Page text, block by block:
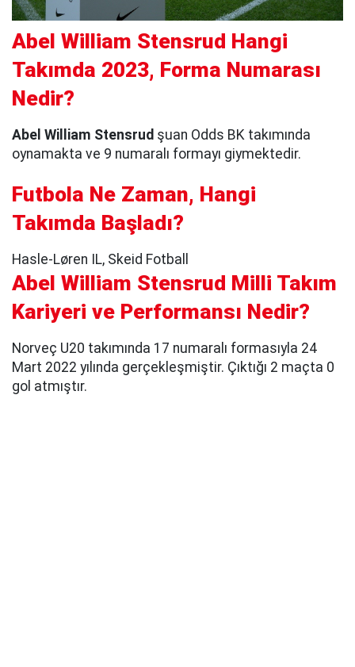
Abel William Stensrud Hangi
Takımda 2023, Forma Numarası
Nedir?
Abel William Stensrud şuan Odds BK takımında
oynamakta ve 9 numaralı formayı giymektedir.
Futbola Ne Zaman, Hangi
Takımda Başladı?
Hasle-Løren IL, Skeid Fotball
Abel William Stensrud Milli Takım
Kariyeri ve Performansı Nedir?
Norveç U20 takımında 17 numaralı formasıyla 24
Mart 2022 yılında gerçekleşmiştir. Çıktığı 2 maçta 0
gol atmıştır.